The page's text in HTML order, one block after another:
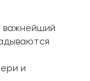
важнейший
и